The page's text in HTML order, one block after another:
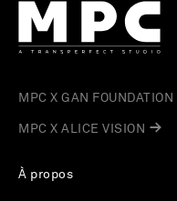
À propos
MPC X GAN FOUNDATION
MPC X ALICE VISION